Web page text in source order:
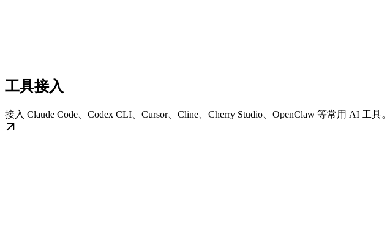
工具接入
接入 Claude Code、Codex CLI、Cursor、Cline、Cherry Studio、OpenClaw 等常用 AI 工具。